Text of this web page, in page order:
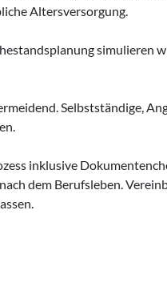
Altersversorgung.
simulieren
Selbstständige,
inklusive
dem Berufsleben.